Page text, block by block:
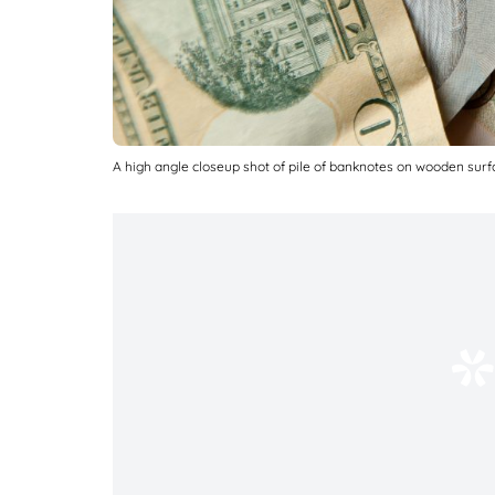
A high angle closeup shot of pile of banknotes on wooden